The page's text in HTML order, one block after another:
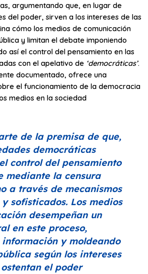
argumentando que, en lugar de
del poder, sirven a los intereses de las
cómo los medios de comunicación
y limitan el debate imponiendo
así el control del pensamiento en las
con el apelativo de ‘democráticas’.
documentado, ofrece una
el funcionamiento de la democracia
medios en la sociedad
de la premisa de que,
democráticas
control del pensamiento
mediante la censura
a través de mecanismos
sofisticados. Los medios
desempeñan un
en este proceso,
y moldeando
según los intereses
el poder